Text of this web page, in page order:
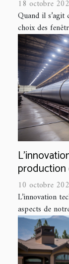
18 octobre
Quand il
choix des
production
10 octobre
L’innovation
aspects de